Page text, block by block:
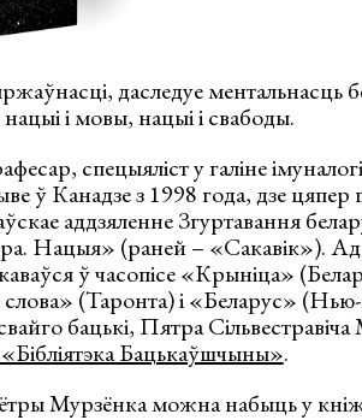
даследуе ментальнасць
нацыі і мовы, нацыі і свабоды.
спецыяліст у галіне імуналогі і
ў Канадзе з 1998 года, дзе цяпер
аддзяленне Згуртавання
Нацыя» (раней – «Сакавік»).
ў часопісе «Крыніца»
(Таронта) і «Беларус»
бацькі, Пятра
Бацькаўшчыны».
Мурзёнка можна набыць у